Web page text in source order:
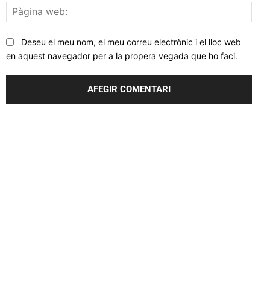
web:
Deseu el meu nom, el meu correu electrònic i el lloc web
en aquest navegador per a la propera vegada que ho faci.